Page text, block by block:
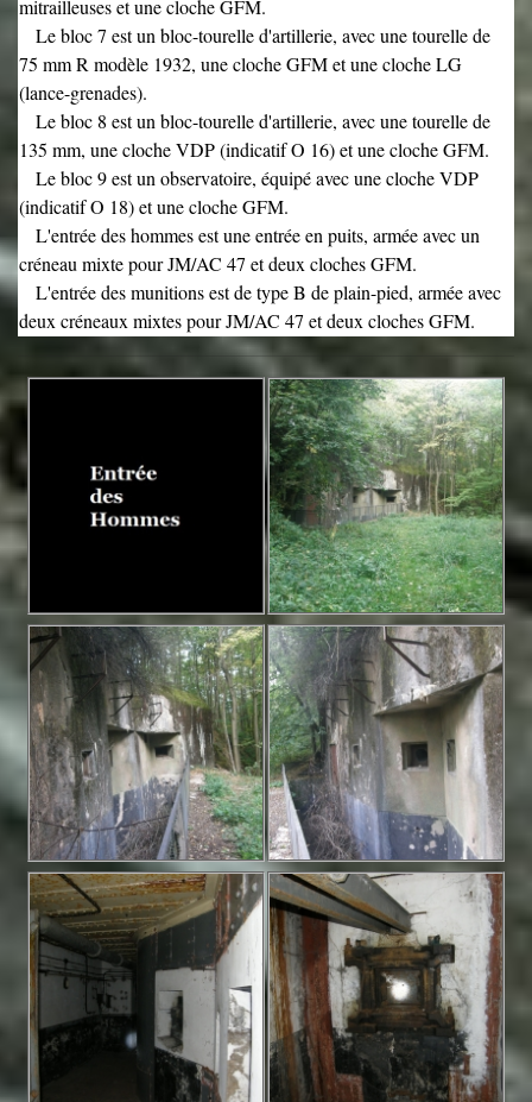
mitrailleuses et une cloche GFM.
Le bloc 7 est un bloc-tourelle d'artillerie, avec une tourelle de
75 mm R modèle 1932, une cloche GFM et une cloche LG
(lance-grenades).
Le bloc 8 est un bloc-tourelle d'artillerie, avec une tourelle de
135 mm, une cloche VDP (indicatif O 16) et une cloche GFM.
Le bloc 9 est un observatoire, équipé avec une cloche VDP
(indicatif O 18) et une cloche GFM.
L'entrée des hommes est une entrée en puits, armée avec un
créneau mixte pour JM/AC 47 et deux cloches GFM.
L'entrée des munitions est de type B de plain-pied, armée avec
deux créneaux mixtes pour JM/AC 47 et deux cloches GFM.